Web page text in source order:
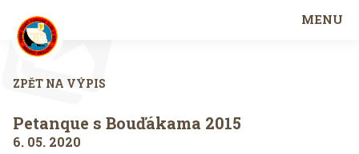
MENU
ZPĚT NA VÝPIS
Petanque s Bouďákama 2015
6. 05. 2020